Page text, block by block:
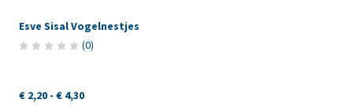
Esve Sisal Vogelnestjes
(0)
€ 2,20 - € 4,30